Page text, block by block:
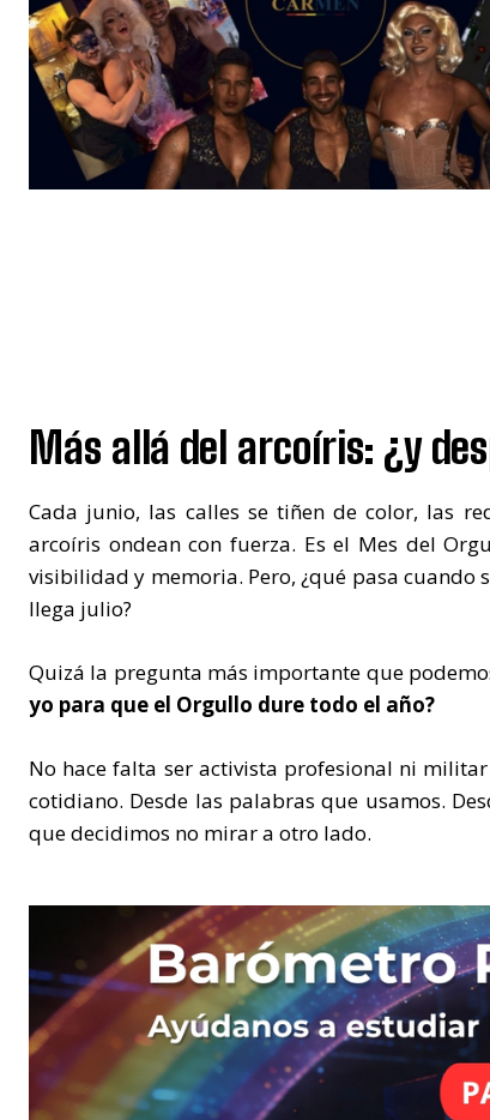
Más allá del arcoíris: ¿y
Cada junio, las calles se tiñen de color, las
arcoíris ondean con fuerza. Es el Mes del
visibilidad y memoria. Pero, ¿qué pasa cuando
llega julio?
Quizá la pregunta más importante que
yo para que el Orgullo dure todo el año?
No hace falta ser activista profesional ni
cotidiano. Desde las palabras que usamos.
que decidimos no mirar a otro lado.